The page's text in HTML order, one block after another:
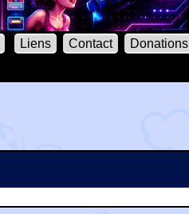
Liens Contact Donations